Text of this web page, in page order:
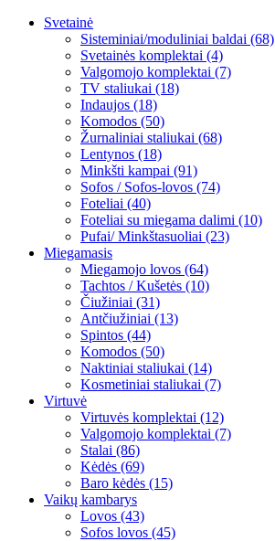
Svetainė
Sisteminiai/moduliniai baldai (68)
Svetainės komplektai (4)
Valgomojo komplektai (7)
TV staliukai (18)
Indaujos (18)
Komodos (50)
Žurnaliniai staliukai (68)
Lentynos (18)
Minkšti kampai (91)
Sofos / Sofos-lovos (74)
Foteliai (40)
Foteliai su miegama dalimi (10)
Pufai/ Minkštasuoliai (23)
Miegamasis
Miegamojo lovos (64)
Tachtos / Kušetės (10)
Čiužiniai (31)
Antčiužiniai (13)
Spintos (44)
Komodos (50)
Naktiniai staliukai (14)
Kosmetiniai staliukai (7)
Virtuvė
Virtuvės komplektai (12)
Valgomojo komplektai (7)
Stalai (86)
Kėdės (69)
Baro kėdės (15)
Vaikų kambarys
Lovos (43)
Sofos lovos (45)